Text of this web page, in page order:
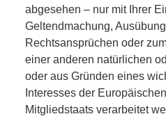
abgesehen – nur mit Ihrer
Geltendmachung,
Rechtsansprüchen oder
einer anderen natürlichen
oder aus Gründen eines
Interesses der
Mitgliedstaats verarbeitet